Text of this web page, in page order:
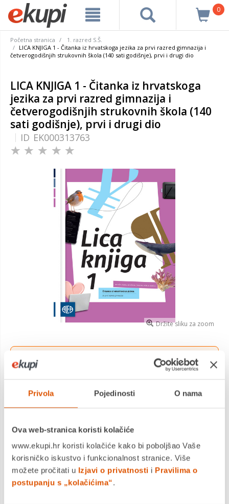
Privola Pojedinosti O nama
Ova web-stranica koristi kolačiće
www.ekupi.hr koristi kolačiće kako bi poboljšao Vaše
korisničko iskustvo i funkcionalnost stranice. Više
možete pročitati u Izjavi o privatnosti i Pravilima o
postupanju s „kolačićima“.
0
Početna stranica
1. razred S.Š.
LICA KNJIGA 1 - Čitanka iz hrvatskoga jezika za prvi razred gimnazija i
četverogodišnjih strukovnih škola (140 sati godišnje), prvi i drugi dio
LICA KNJIGA 1 - Čitanka iz hrvatskoga
jezika za prvi razred gimnazija i
četverogodišnjih strukovnih škola (140
sati godišnje), prvi i drugi dio
ID EK000313763
Držite sliku za zoom
lokacije!
Ponuda vrijedi za narudžbe zaprimljene do 31.08.2026.
21,00 €
čitanka, HRVATSKI JEZIK , 1. razred srednje škole
Dostavljamo već od
20.08.2026
Platite gotovinom pri preuzimanju, Internet bankarstvom, karticama
jednokratno i na rate
Povrat robe moguć unutar 14 dana